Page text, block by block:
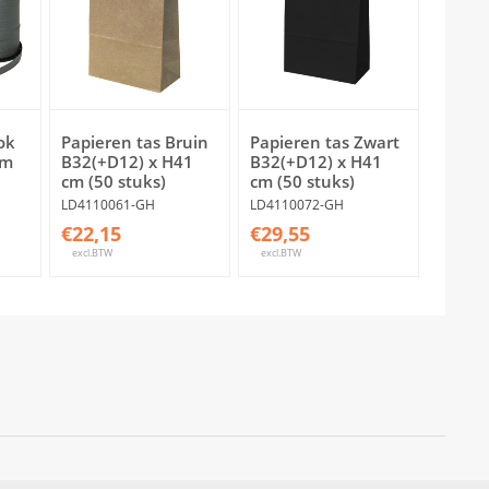
Papieren tas Bruin
B32(+D12) x H41
cm (50 stuks)
LD4110061-GH
€22,15
excl.BTW
Papieren tas Zwart
B32(+D12) x H41
cm (50 stuks)
LD4110072-GH
€29,55
excl.BTW